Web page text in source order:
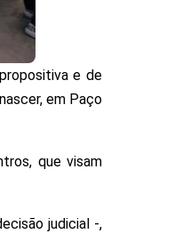
e de
em Paço
que visam
judicial -,